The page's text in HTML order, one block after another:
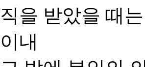
직을 받았을 때
이내